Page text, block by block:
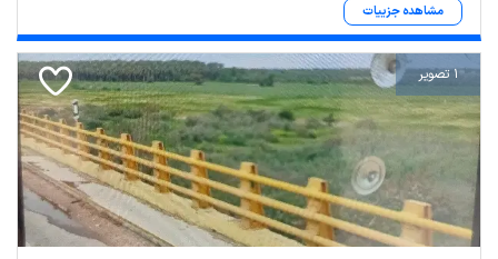
مشاهده جزییات
1 تصویر